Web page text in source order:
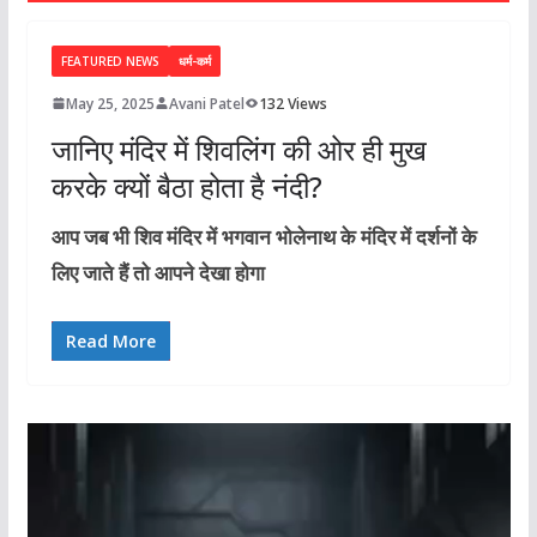
FEATURED NEWS धर्म-कर्म
May 25, 2025 Avani Patel 132 Views
जानिए मंदिर में शिवलिंग की ओर ही मुख
करके क्यों बैठा होता है नंदी?
आप जब भी शिव मंदिर में भगवान भोलेनाथ के मंदिर में दर्शनों के
लिए जाते हैं तो आपने देखा होगा
Read More